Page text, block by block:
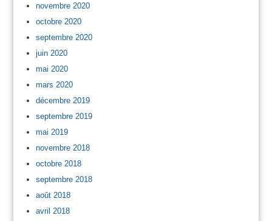
novembre 2020
octobre 2020
septembre 2020
juin 2020
mai 2020
mars 2020
décembre 2019
septembre 2019
mai 2019
novembre 2018
octobre 2018
septembre 2018
août 2018
avril 2018